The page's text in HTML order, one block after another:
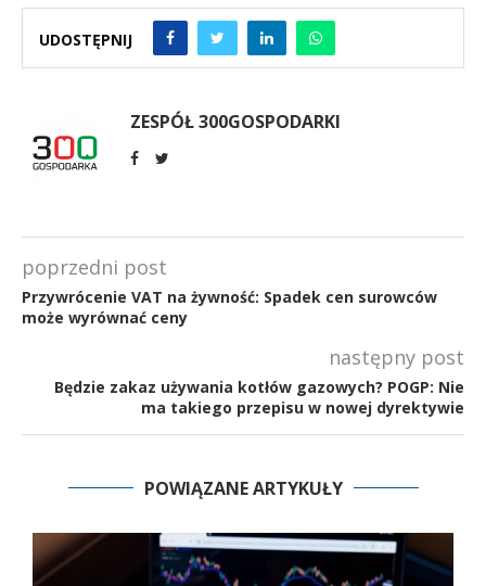
UDOSTĘPNIJ
ZESPÓŁ 300GOSPODARKI
poprzedni post
Przywrócenie VAT na żywność: Spadek cen surowców
może wyrównać ceny
następny post
Będzie zakaz używania kotłów gazowych? POGP: Nie
ma takiego przepisu w nowej dyrektywie
POWIĄZANE ARTYKUŁY